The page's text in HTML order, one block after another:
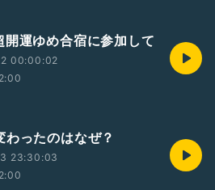
運ゆめ合宿に参加して
00:00:02
ったのはなぜ？
23:30:03